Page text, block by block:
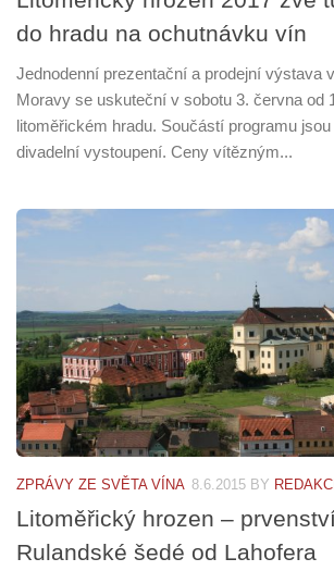
do hradu na ochutnávku vín
Jednodenní prezentační a prodejní výstava
Moravy se uskuteční v sobotu 3. června od
litoměřickém hradu. Součástí programu
divadelní vystoupení. Ceny vítězným...
ZPRÁVY ZE SVĚTA VÍNA 8.6.2015 BY
Litoměřický hrozen –
Rulandské šedé od Lahofera